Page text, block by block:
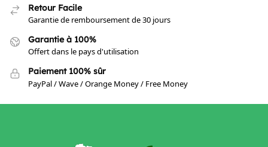
Retour Facile
Garantie de remboursement de 30 jours
Garantie à 100%
Offert dans le pays d'utilisation
Paiement 100% sûr
PayPal / Wave / Orange Money / Free Money